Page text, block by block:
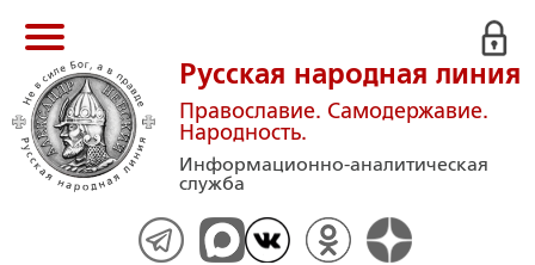
Русская народная линия
Православие. Самодержавие.
Народность.
Информационно-аналитическая
служба